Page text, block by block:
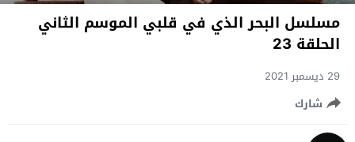
مسلسل البحر الذي في قلبي الموسم الثاني
الحلقة 23
29 ديسمبر 2021
شارك